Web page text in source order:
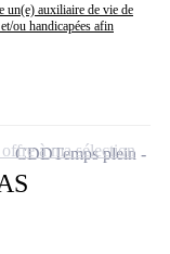
un(e) auxiliaire de vie de
ou handicapées afin
CDDTemps plein
à ma sélection